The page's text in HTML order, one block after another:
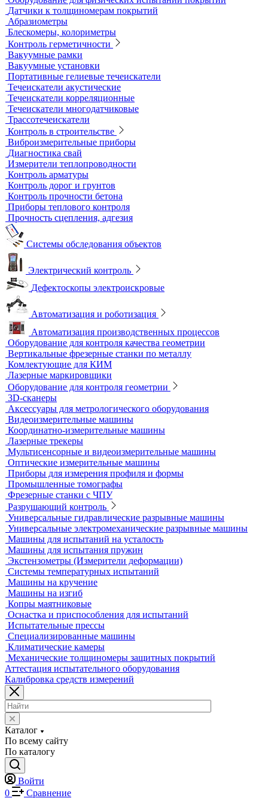
Импедансный контроль
Импедансные дефектоскопы
Тестеры
Контроль изоляции и покрытий
Толщиномеры покрытий
Контроль качества покрытий
Адгезиметры
Образцы для толщинометрии
Трибометры
Контроль чистоты поверхности
Оборудование для физических испытаний покрытий
Датчики к толщиномерам покрытий
Абразиометры
Блескомеры, колориметры
Контроль герметичности
Вакуумные рамки
Вакуумные установки
Портативные гелиевые течеискатели
Течеискатели акустические
Течеискатели корреляционные
Течеискатели многодатчиковые
Трассотечеискатели
Контроль в строительстве
Виброизмерительные приборы
Диагностика свай
Измерители теплопроводности
Контроль арматуры
Контроль дорог и грунтов
Контроль прочности бетона
Приборы теплового контроля
Прочность сцепления, адгезия
Системы обследования объектов
Электрический контроль
Дефектоскопы электроискровые
Автоматизация и роботизация
Автоматизация производственных процессов
Оборудование для контроля качества геометрии
Вертикальные фрезерные станки по металлу
Комлектующие для КИМ
Лазерные маркировщики
Оборудование для контроля геометрии
3D-сканеры
Аксессуары для метрологического оборудования
Видеоизмерительные машины
Координатно-измерительные машины
Лазерные трекеры
Мультисенсорные и видеоизмерительные машины
Оптические измерительные машины
Приборы для измерения профиля и формы
Промышленные томографы
Фрезерные станки с ЧПУ
Разрушающий контроль
Универсальные гидравлические разрывные машины
Универсальные электромеханические разрывные машины
Машины для испытаний на усталость
Машины для испытания пружин
Экстензометры (Измерители деформации)
Системы температурных испытаний
Машины на кручение
Машины на изгиб
Копры маятниковые
Оснастка и приспособления для испытаний
Испытательные прессы
Специализированные машины
Климатические камеры
Механические толщиномеры защитных покрытий
Аттестация испытательного оборудования
Калибровка средств измерений